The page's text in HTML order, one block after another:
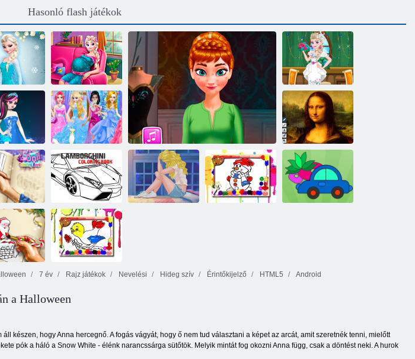
Hasonló flash játékok
II
Terhes Elsa
Baba születése
Elsa ruha
High
Hamupipőke
Fashion Store
Művészet és rajz
színező
könyv
Lamborghini
színező könyv
karácsonyi
Madarak színező
7 év Rajz játékok Nevelési Hideg szív Érintőkijelző HTML5 Android
a Halloween
készen, hogy Anna hercegnő. A fogás vágyát, hogy ő nem tud választani a képet az arcát, amit szeretnék tenni, mielőtt
pók a háló a Snow White - élénk narancssárga sütőtök. Melyik mintát fog okozni Anna függ, csak a döntést neki. A hurok